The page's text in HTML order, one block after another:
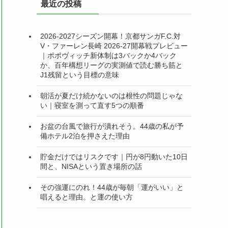
ー最近の投稿
2026-2027シーズン開幕！京都サンガF.C.対
V・ファーレン長崎 2026-27開幕戦プレビュー
｜ポポヴィッチ新体制は3バックか4バック
か、百年構想リーグの実測値で読む勝ち筋と
J1残留という目標の意味
朝活が夏だけ続かないのは根性の問題じゃな
い｜寝室を測って直す5つの順番
お盆の台風で旅行が潰れそう。44歳の私が予
備ホテル2泊を押さえた理由
貯金だけではリスクです｜円が8円動いた10日
間と、NISAという置き場所の話
その強運にのれ！44歳が毎朝「運がいい」と
唱えると理由。と運の使い方